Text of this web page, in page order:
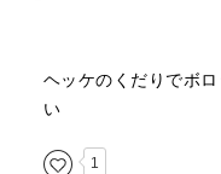
ヘッケのくだりでボ
い
1